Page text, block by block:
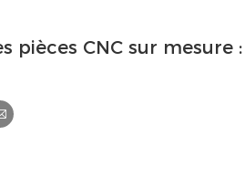
pièces CNC sur mesure